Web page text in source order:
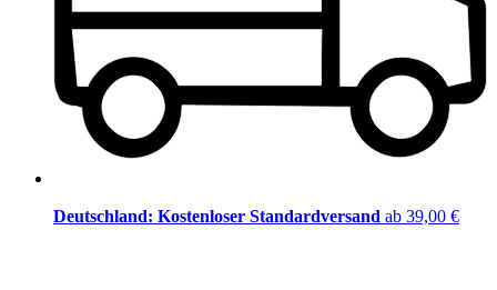
Deutschland: Kostenloser Standardversand ab 39,00 €